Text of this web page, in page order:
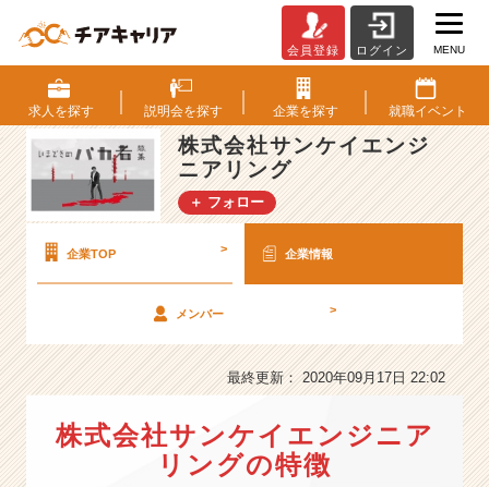
式
会
社
サ
ン
ケ
イ
ジ
ニ
の
会
社
会員登録 ログイン MENU
求人を探す 説明会を探す 企業を探す 就職イベント
株式会社サンケイエンジ
ニアリング
＋ フォロー
企業TOP > 企業情報
メンバー >
最終更新： 2020年09月17日 22:02
株式会社サンケイエンジニア
リングの特徴